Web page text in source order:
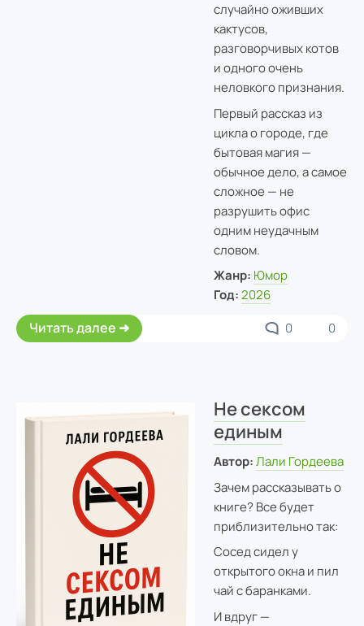
случайно оживших
кактусов,
разговорчивых котов
и одного очень
неловкого признания.
Первый рассказ из
цикла о городе, где
бытовая магия —
обычное дело, а самое
сложное — не
разрушить офис
одним неудачным
словом.
Жанр: Юмор
Год: 2026
Читать далее 0 0
Не сексом
единым
Автор: Лали Гордеева
Зачем рассказывать о
книге? Все будет
приблизительно так:
Сосед сидел у
открытого окна и пил
чай с баранками.
И вдруг —